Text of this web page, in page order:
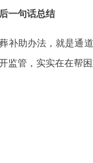
一句话总结
补助办法，就是通
监管，实实在在帮